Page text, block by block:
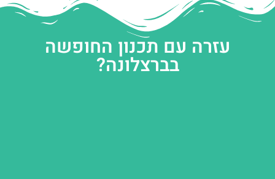
עזרה עם תכנון החופשה
בברצלונה?